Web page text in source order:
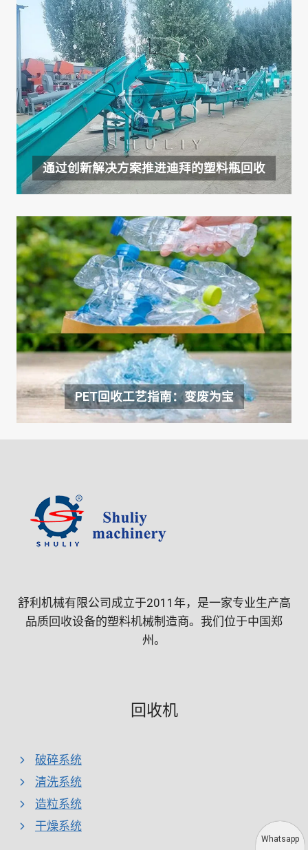
通过创新解决方案推进迪拜的塑料瓶回收
PET回收工艺指南：变废为宝
舒利机械有限公司成立于2011年，是一家专业生产高
品质回收设备的塑料机械制造商。我们位于中国郑
州。
回收机
破碎系统
清洗系统
造粒系统
干燥系统
Whatsapp